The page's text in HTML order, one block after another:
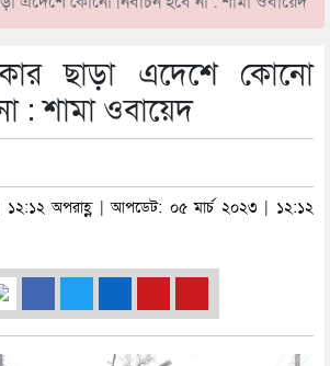
ছাড়া এদেশে কোনো
: শামা ওবায়েদ
১২:১২ অপরাহ্ণ | আপডেট: ০৫ মার্চ ২০২৩ | ১২:১২